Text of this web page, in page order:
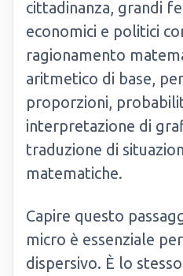
cittadinanza, grandi
economici e politici
ragionamento
aritmetico di base,
proporzioni,
interpretazione di
traduzione di
matematiche.
Capire questo
micro è essenziale
dispersivo. È lo